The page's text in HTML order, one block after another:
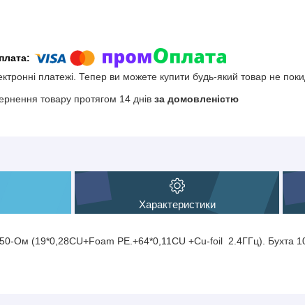
платежі. Тепер ви можете купити будь-який товар не
товару протягом 14 днів за домовленістю
Характеристики
50-Ом (19*0,28CU+Foam PE.+64*0,11CU +Cu-foil 2.4ГГц). Бухта